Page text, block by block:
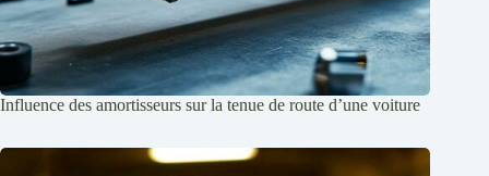
Influence des amortisseurs sur la tenue de route d’une voiture